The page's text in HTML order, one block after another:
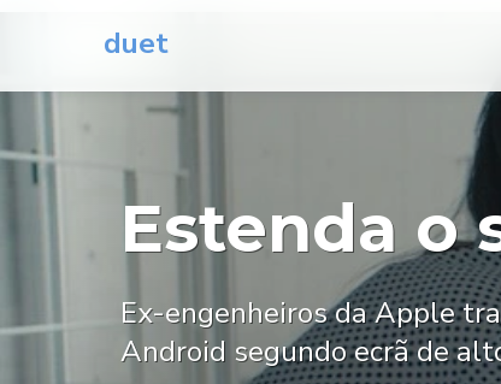
duet
Estenda o
Ex-engenheiros da Apple
Android segundo ecrã de